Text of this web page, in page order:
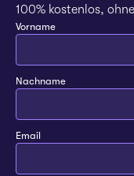
100% kostenlos,
Vorname
Nachname
Email